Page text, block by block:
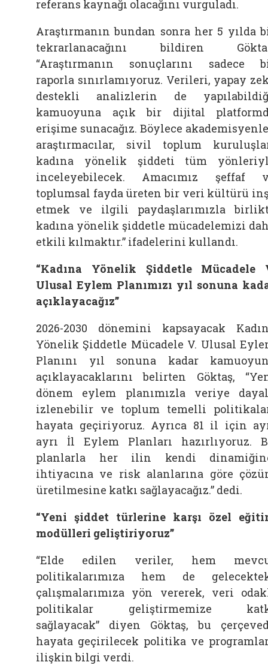
referans kaynağı olacağını vurguladı.
Araştırmanın bundan sonra her 5 yılda
tekrarlanacağını bildiren
“Araştırmanın sonuçlarını sadece
raporla sınırlamıyoruz. Verileri, yapay
destekli analizlerin de
kamuoyuna açık bir dijital
erişime sunacağız. Böylece
araştırmacılar, sivil toplum
kadına yönelik şiddeti tüm
inceleyebilecek. Amacımız şeffaf
toplumsal fayda üreten bir veri kültürü
etmek ve ilgili paydaşlarımızla
kadına yönelik şiddetle mücadelemizi
etkili kılmaktır.” ifadelerini kullandı.
“Kadına Yönelik Şiddetle Mücadele
Ulusal Eylem Planımızı yıl sonuna
açıklayacağız”
2026-2030 dönemini kapsayacak
Yönelik Şiddetle Mücadele V. Ulusal
Planını yıl sonuna kadar
açıklayacaklarını belirten Göktaş,
dönem eylem planımızla veriye
izlenebilir ve toplum temelli
hayata geçiriyoruz. Ayrıca 81 il için
ayrı İl Eylem Planları hazırlıyoruz.
planlarla her ilin kendi
ihtiyacına ve risk alanlarına göre
üretilmesine katkı sağlayacağız.” dedi.
“Yeni şiddet türlerine karşı özel
modülleri geliştiriyoruz”
“Elde edilen veriler, hem
politikalarımıza hem de
çalışmalarımıza yön vererek, veri
politikalar geliştirmemize
sağlayacak” diyen Göktaş, bu
hayata geçirilecek politika ve
ilişkin bilgi verdi.